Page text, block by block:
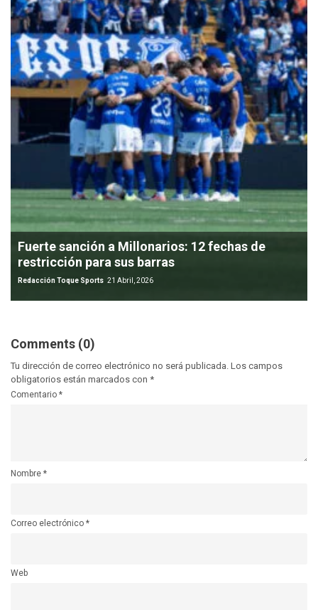
Fuerte sanción a Millonarios: 12 fechas de
restricción para sus barras
Redacción Toque Sports 21 Abril, 2026
Comments (0)
Tu dirección de correo electrónico no será publicada. Los campos
obligatorios están marcados con *
Comentario *
Nombre *
Correo electrónico *
Web